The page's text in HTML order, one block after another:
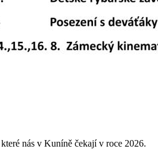
nás v Kuníně čekají v roce 2026.